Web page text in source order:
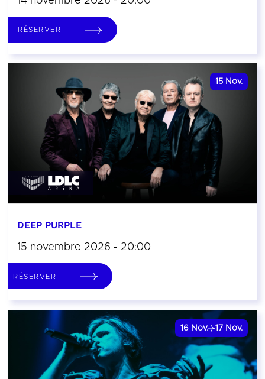
RÉSERVER
15 Nov.
DEEP PURPLE
15 novembre 2026 - 20:00
RÉSERVER
16 Nov. 17 Nov.